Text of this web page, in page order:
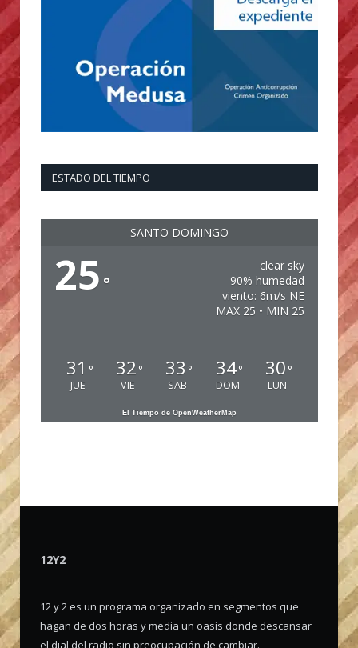
ESTADO DEL TIEMPO
SANTO DOMINGO
25 °
clear sky
90% humedad
viento: 6m/s NE
MAX 25 • MIN 25
31 °
JUE
32 °
VIE
33 °
SAB
34°
DOM
30 °
LUN
El Tiempo de OpenWeatherMap
12Y2
12 y 2 es un programa organizado en segmentos que
hagan de dos horas y media un oasis donde descansar
el dial del radio sin preocupación de cambiar.